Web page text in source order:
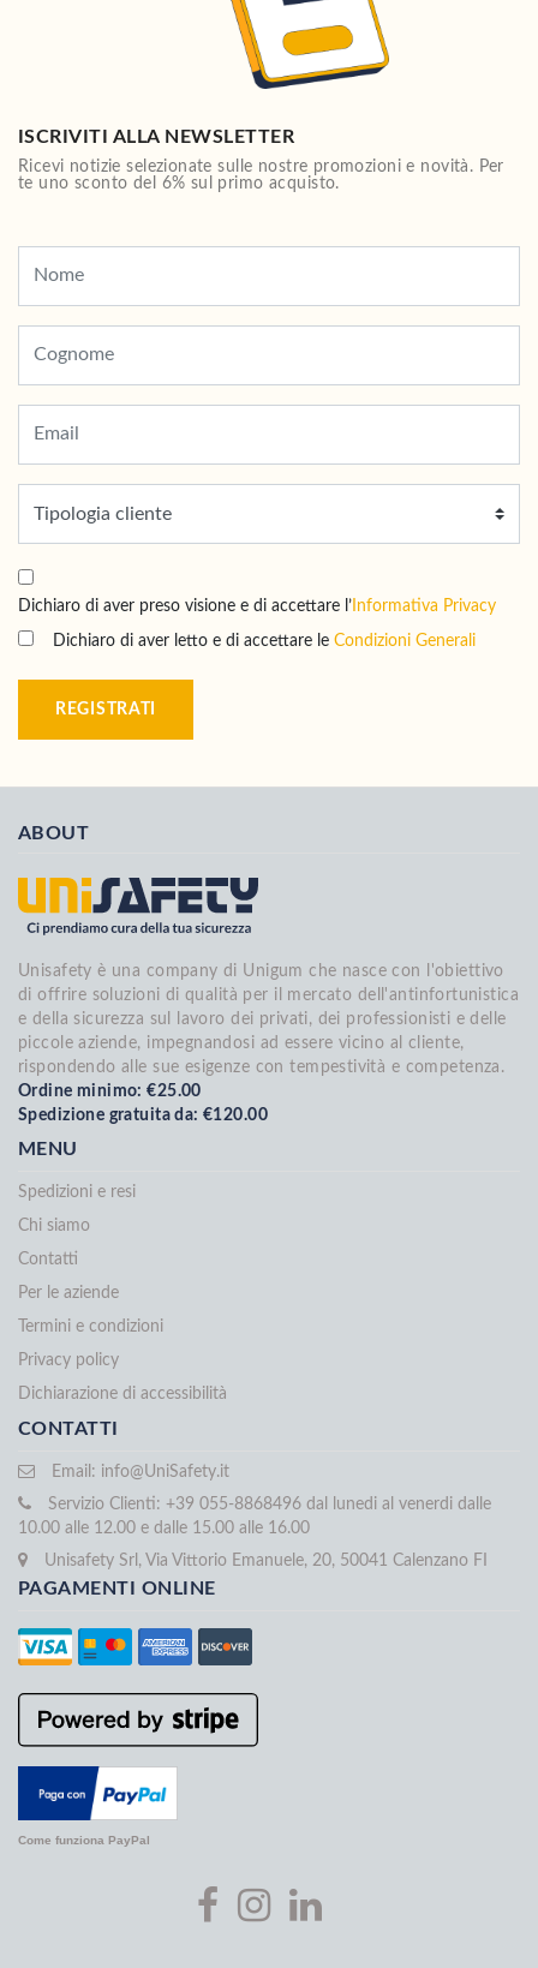
ISCRIVITI ALLA NEWSLETTER
Ricevi notizie selezionate sulle nostre promozioni e novità. Per
te uno sconto del 6% sul primo acquisto.
Dichiaro di aver preso visione e di accettare l’ Informativa Privacy
Dichiaro di aver letto e di accettare le Condizioni Generali
REGISTRATI
ABOUT
Unisafety è una company di Unigum che nasce con l'obiettivo
di offrire soluzioni di qualità per il mercato dell'antinfortunistica
e della sicurezza sul lavoro dei privati, dei professionisti e delle
piccole aziende, impegnandosi ad essere vicino al cliente,
rispondendo alle sue esigenze con tempestività e competenza.
Ordine minimo: €25.00
Spedizione gratuita da: €120.00
MENU
Spedizioni e resi
Chi siamo
Contatti
Per le aziende
Termini e condizioni
Privacy policy
Dichiarazione di accessibilità
CONTATTI
Email: info@UniSafety.it
Servizio Clienti: +39 055-8868496 dal lunedi al venerdi dalle
10.00 alle 12.00 e dalle 15.00 alle 16.00
Unisafety Srl, Via Vittorio Emanuele, 20, 50041 Calenzano FI
PAGAMENTI ONLINE
Come funziona PayPal